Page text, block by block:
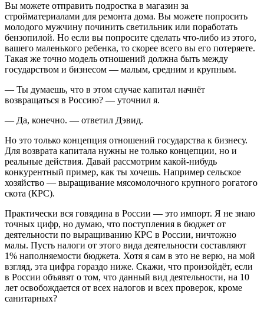
Вы можете отправить подростка в магазин за
стройматериалами для ремонта дома. Вы можете попросить
молодого мужчину починить светильник или поработать
бензопилой. Но если вы попросите сделать что-либо из этого,
вашего маленького ребенка, то скорее всего вы его потеряете.
Такая же точно модель отношений должна быть между
государством и бизнесом — малым, средним и крупным.
— Ты думаешь, что в этом случае капитал начнёт
возвращаться в Россию? — уточнил я.
— Да, конечно. — ответил Дэвид.
Но это только концепция отношений государства к бизнесу.
Для возврата капитала нужны не только концепции, но и
реальные действия. Давай рассмотрим какой-нибудь
конкурентный пример, как ты хочешь. Например сельское
хозяйство — выращивание мясомолочного крупного рогатого
скота (КРС).
Практически вся говядина в России — это импорт. Я не знаю
точных цифр, но думаю, что поступления в бюджет от
деятельности по выращиванию КРС в России, ничтожно
малы. Пусть налоги от этого вида деятельности составляют
1% наполняемости бюджета. Хотя я сам в это не верю, на мой
взгляд, эта цифра гораздо ниже. Скажи, что произойдёт, если
в России объявят о том, что данный вид деятельности, на 10
лет освобождается от всех налогов и всех проверок, кроме
санитарных?